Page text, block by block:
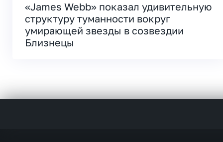
«James Webb» показал удивительную
структуру туманности вокруг
умирающей звезды в созвездии
Близнецы